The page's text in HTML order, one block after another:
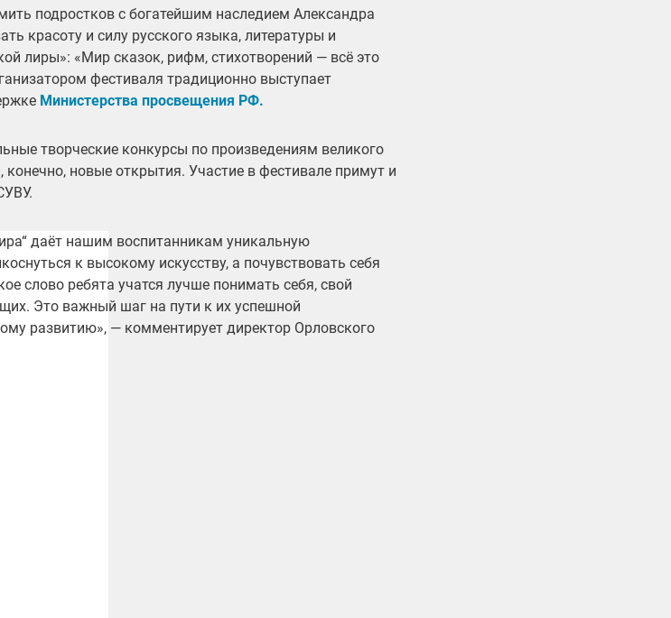
подростков с богатейшим наследием Александра
красоту и силу русского языка, литературы и
лиры»: «Мир сказок, рифм, стихотворений — всё это
фестиваля традиционно выступает
Министерства просвещения РФ.
творческие конкурсы по произведениям великого
конечно, новые открытия. Участие в фестивале примут и
даёт нашим воспитанникам уникальную
к высокому искусству, а почувствовать себя
слово ребята учатся лучше понимать себя, свой
Это важный шаг на пути к их успешной
развитию», — комментирует директор Орловского